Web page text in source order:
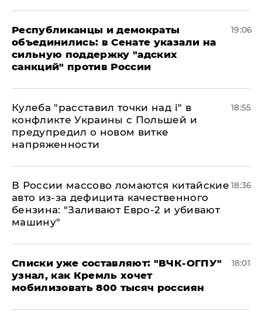
Республиканцы и демократы
объединились: в Сенате указали на
сильную поддержку "адских
санкций" против России
19:06
Кулеба "расставил точки над і" в
конфликте Украины с Польшей и
предупредил о новом витке
напряженности
18:55
В России массово ломаются китайские
авто из-за дефицита качественного
бензина: "Заливают Евро-2 и убивают
машину"
18:36
Списки уже составляют: "ВЧК-ОГПУ"
узнал, как Кремль хочет
мобилизовать 800 тысяч россиян
18:01